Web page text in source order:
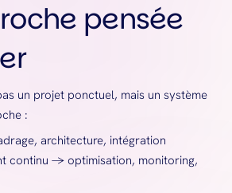
un projet ponctuel, mais un système
:
architecture, intégration
continu → optimisation, monitoring,